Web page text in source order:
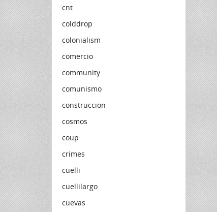
cnt
colddrop
colonialism
comercio
community
comunismo
construccion
cosmos
coup
crimes
cuelli
cuellilargo
cuevas